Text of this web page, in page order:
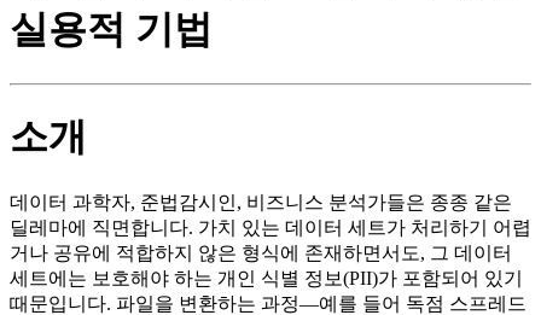
실용적 기법
소개
데이터 과학자, 준법감시인, 비즈니스 분석가들은 종종 같은
딜레마에 직면합니다. 가치 있는 데이터 세트가 처리하기 어렵
거나 공유에 적합하지 않은 형식에 존재하면서도, 그 데이터
세트에는 보호해야 하는 개인 식별 정보(PII)가 포함되어 있기
때문입니다. 파일을 변환하는 과정—예를 들어 독점 스프레드